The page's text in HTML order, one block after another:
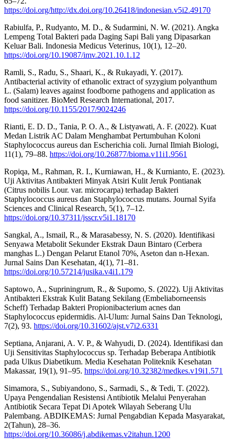
https://doi.org/http://dx.doi.org/10.26418/indonesian.v5i2.49170
Rabiulfa, P., Rudyanto, M. D., & Sudarmini, N. W. (2021). Angka
Lempeng Total Bakteri pada Daging Sapi Bali yang Dipasarkan
Keluar Bali. Indonesia Medicus Veterinus, 10(1), 12–20.
https://doi.org/10.19087/imv.2021.10.1.12
Ramli, S., Radu, S., Shaari, K., & Rukayadi, Y. (2017).
Antibacterial activity of ethanolic extract of syzygium polyanthum
L. (Salam) leaves against foodborne pathogens and application as
food sanitizer. BioMed Research International, 2017.
https://doi.org/10.1155/2017/9024246
Rianti, E. D. D., Tania, P. O. A., & Listyawati, A. F. (2022). Kuat
Medan Listrik AC Dalam Menghambat Pertumbuhan Koloni
Staphylococcus aureus dan Escherichia coli. Jurnal Ilmiah Biologi,
11(1), 79–88. https://doi.org/10.26877/bioma.v11i1.9561
Ropiqa, M., Rahman, R. I., Kurniawan, H., & Kurnianto, E. (2023).
Uji Aktivitas Antibakteri Minyak Atsiri Kulit Jeruk Pontianak
(Citrus nobilis Lour. var. microcarpa) terhadap Bakteri
Staphylococcus aureus dan Staphylococcus mutans. Journal Syifa
Sciences and Clinical Research, 5(1), 7–12.
https://doi.org/10.37311/jsscr.v5i1.18170
Sangkal, A., Ismail, R., & Marasabessy, N. S. (2020). Identifikasi
Senyawa Metabolit Sekunder Ekstrak Daun Bintaro (Cerbera
manghas L.) Dengan Pelarut Etanol 70%, Aseton dan n-Hexan.
Jurnal Sains Dan Kesehatan, 4(1), 71–81.
https://doi.org/10.57214/jusika.v4i1.179
Saptowo, A., Supriningrum, R., & Supomo, S. (2022). Uji Aktivitas
Antibakteri Ekstrak Kulit Batang Sekilang (Embeliaborneensis
Scheff) Terhadap Bakteri Propionibacterium acnes dan
Staphylococcus epidermidis. Al-Ulum: Jurnal Sains Dan Teknologi,
7(2), 93. https://doi.org/10.31602/ajst.v7i2.6331
Septiana, Anjarani, A. V. P., & Wahyudi, D. (2024). Identifikasi dan
Uji Sensitivitas Staphylococcus sp. Terhadap Beberapa Antibiotik
pada Ulkus Diabetikum. Media Kesehatan Politeknik Kesehatan
Makassar, 19(1), 91–95. https://doi.org/10.32382/medkes.v19i1.571
Simamora, S., Subiyandono, S., Sarmadi, S., & Tedi, T. (2022).
Upaya Pengendalian Resistensi Antibiotik Melalui Penyerahan
Antibiotik Secara Tepat Di Apotek Wilayah Seberang Ulu
Palembang. ABDIKEMAS: Jurnal Pengabdian Kepada Masyarakat,
2(Tahun), 28–36.
https://doi.org/10.36086/j.abdikemas.v2itahun.1200